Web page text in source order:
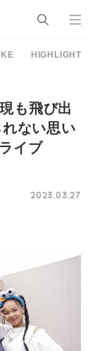
HIGHLIGHT
も飛び出
ない思い
イブ
2023.03.27